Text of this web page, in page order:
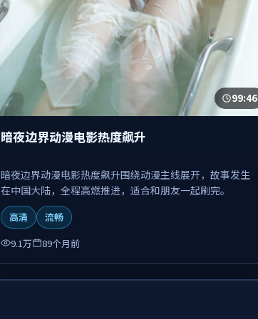
99:46
暗夜边界动漫电影热度飙升
暗夜边界动漫电影热度飙升围绕动漫主线展开，故事发生
在中国大陆，全程高燃推进，适合和朋友一起刷完。
高清
流畅
9.1万
89个月前